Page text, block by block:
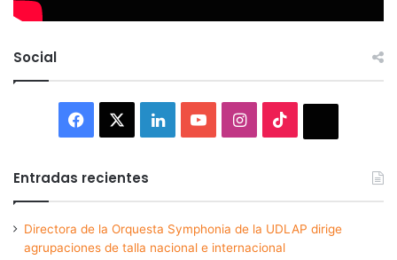
Social
Facebook LinkedInYouTubeInstagram
Entradas recientes
Directora de la Orquesta Symphonia de la UDLAP dirige
agrupaciones de talla nacional e internacional